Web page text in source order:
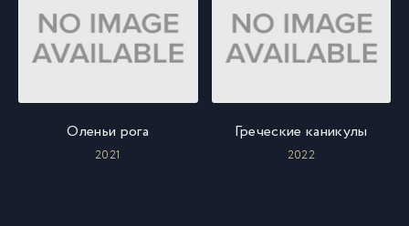
Оленьи рога
2021
Греческие каникулы
2022